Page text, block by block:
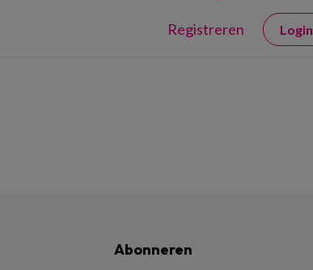
Registreren Login
Abonneren